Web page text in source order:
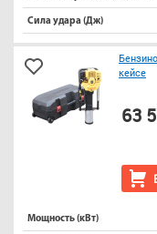
Сила удара (Дж)
кейсе
63
Мощность (кВт)